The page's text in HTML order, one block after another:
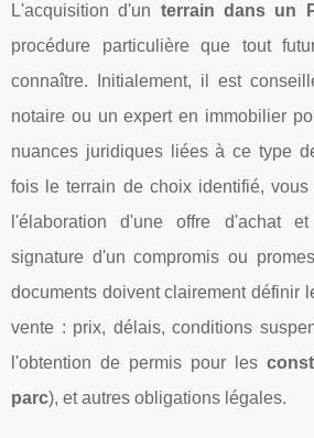
L'acquisition d'un terrain dans un
procédure particulière que tout
connaître. Initialement, il est
notaire ou un expert en immobilier
nuances juridiques liées à ce type
fois le terrain de choix identifié, vous
l'élaboration d'une offre d'achat
signature d'un compromis ou
documents doivent clairement définir
vente : prix, délais, conditions
l'obtention de permis pour les
parc), et autres obligations légales.